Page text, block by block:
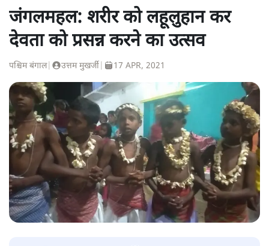
जंगलमहल: शरीर को लहूलुहान कर
देवता को प्रसन्न करने का उत्सव
पश्चिम बंगाल| उत्तम मुखर्जी 17 APR, 2021